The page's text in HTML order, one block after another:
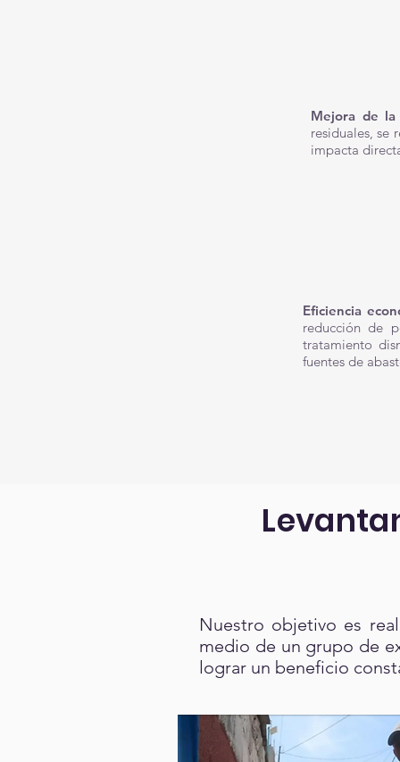
Mejora de
residuales, se
impacta
Eficiencia
reducción de
tratamiento
fuentes de
Nuestro objetivo es
medio de un grupo de
lograr un beneficio